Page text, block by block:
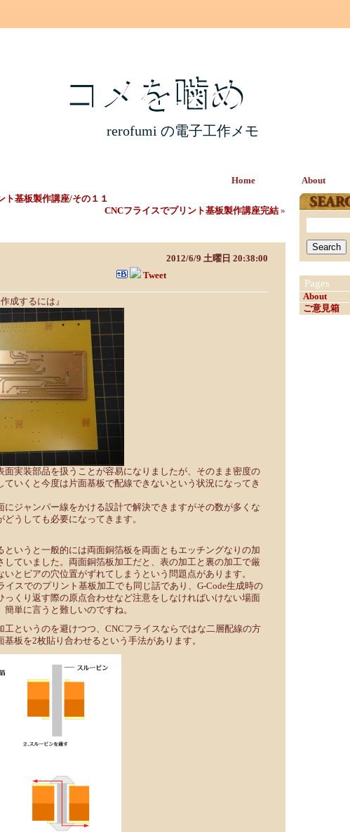
コメを噛め
コメを噛め
rerofumi の電子工作メモ
Home About
ト基板製作講座/その１１
CNCフライスでプリント基板製作講座完結 »
2012/6/9 土曜日 20:38:00
Tweet
成するには』
面実装部品を扱うことが容易になりましたが、そのまま密度の
ていくと今度は片面基板で配線できないという状況になってき
にジャンパー線をかける設計で解決できますがその数が多くな
どうしても必要になってきます。
というと一般的には両面銅箔板を両面ともエッチングなりの加
していました。両面銅箔板加工だと、表の加工と裏の加工で厳
いとビアの穴位置がずれてしまうという問題点があります。
イスでのプリント基板加工でも同じ話であり、G-Code生成時の
っくり返す際の原点合わせなど注意をしなければいけない場面
単に言うと難しいのですね。
工というのを避けつつ、CNCフライスならではな二層配線の方
板を2枚貼り合わせるという手法があります。
Pages
About
ご意見箱